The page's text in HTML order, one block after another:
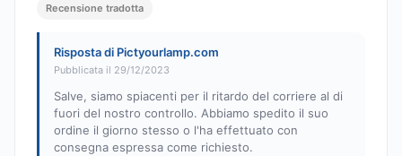
Recensione tradotta
Risposta di Pictyourlamp.com
Pubblicata il 29/12/2023
Salve, siamo spiacenti per il ritardo del corriere al di
fuori del nostro controllo. Abbiamo spedito il suo
ordine il giorno stesso o l'ha effettuato con
consegna espressa come richiesto.